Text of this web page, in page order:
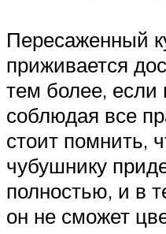
Пересаженный
приживается
тем более, если
соблюдая все
стоит помнить,
чубушнику
полностью, и в
он не сможет